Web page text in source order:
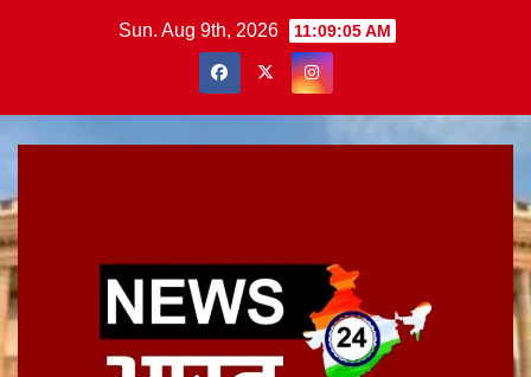
Sun. Aug 9th, 2026 11:09:06 AM